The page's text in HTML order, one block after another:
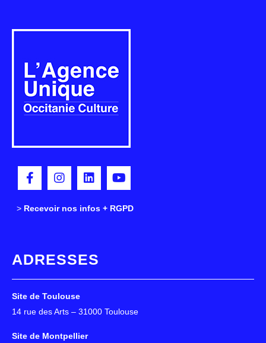
> Recevoir nos infos + RGPD
ADRESSES
Site de Toulouse
14 rue des Arts – 31000 Toulouse
Site de Montpellier